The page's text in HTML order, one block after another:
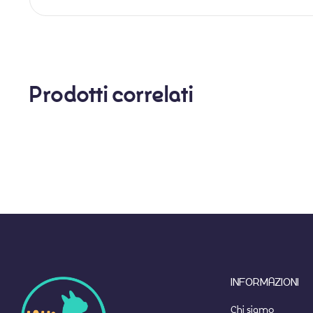
Prodotti correlati
INFORMAZIONI
Chi siamo